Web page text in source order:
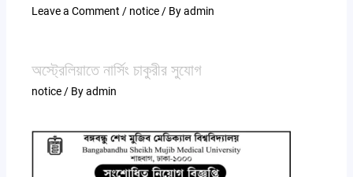
Leave a Comment / notice / Byadmin
অস্ট্রেলিয়াতে নার্সিং চাকুরীর সুযোগ
notice / Byadmin